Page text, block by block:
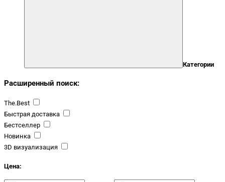
Категории
Расширенный поиск:
The.Best
Быстрая доставка
Бестселлер
Новинка
3D визуализация
Цена: